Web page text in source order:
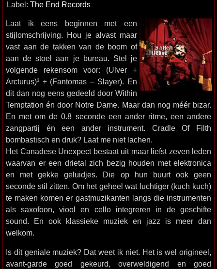
Label: The End Records
Laat ik eens beginnen met een
stijlomschrijving. Hou je alvast maar
vast aan de takken van de boom of
aan de stoel aan je bureau. Stel je
volgende rekensom voor: (Ulver +
Arcturus)³ + (Fantomas – Slayer). En
dit dan nog eens gedeeld door Within
Temptation én door Notre Dame. Maar dan nog méér bizar.
En met om de 0.8 seconde een ander ritme, een andere
zangpartij én een ander instrument. Cradle Of Filth
bombastisch en druk? Laat me niet lachen.
Het Canadese Unexpect bestaat uit maar liefst zeven leden
waarvan er een drietal zich bezig houden met elektronica
en met gekke geluidjes. Die op hun buurt ook geen
seconde stil zitten. Om het geheel wat luchtiger (kuch kuch)
te maken komen er gastmuzikanten langs die instrumenten
als saxofoon, viool en cello integreren in de geschifte
sound. En ook klassieke muziek en jazz is meer dan
welkom.
Is dit geniale muziek? Dat weet ik niet. Het is wel origineel,
avant-garde goed gekeurd, overweldigend en goed